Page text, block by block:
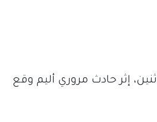
إثر حادث مروري أليم وقع